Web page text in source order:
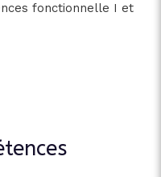
fonctionnelle I et